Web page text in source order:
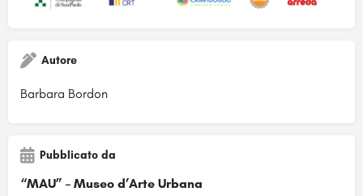
Autore
Barbara Bordon
Pubblicato da
“MAU” – Museo d’Arte Urbana